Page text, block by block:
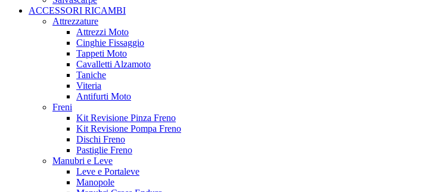
ACCESSORI RICAMBI
Attrezzature
Attrezzi Moto
Cinghie Fissaggio
Tappeti Moto
Cavalletti Alzamoto
Taniche
Viteria
Antifurti Moto
Freni
Kit Revisione Pinza Freno
Kit Revisione Pompa Freno
Dischi Freno
Pastiglie Freno
Manubri e Leve
Leve e Portaleve
Manopole